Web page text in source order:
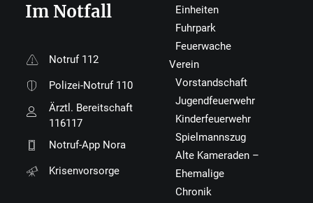
Im Notfall
Notruf 112
Polizei-Notruf 110
Ärztl. Bereitschaft
116117
Notruf-App Nora
Krisenvorsorge
Einheiten
Fuhrpark
Feuerwache
Verein
Vorstandschaft
Jugendfeuerwehr
Kinderfeuerwehr
Spielmannszug
Alte Kameraden –
Ehemalige
Chronik